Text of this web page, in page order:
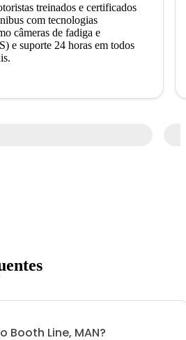
treinados e certificados
com tecnologias
câmeras de fadiga e
e suporte 24 horas em todos
Booth Line, MAN?